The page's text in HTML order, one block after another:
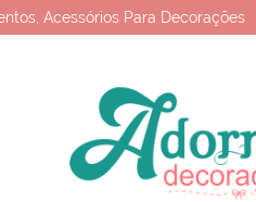
Acessórios Para Decorações